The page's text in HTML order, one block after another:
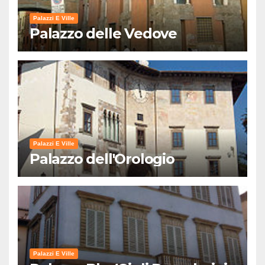
Palazzi E Ville
Palazzo delle Vedove
Palazzi E Ville
Palazzo dell'Orologio
Palazzi E Ville